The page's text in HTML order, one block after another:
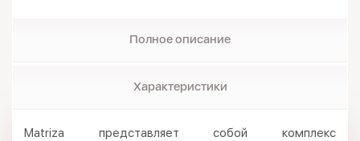
Полное описание
Характеристики
Matriza представляет собой комплекс